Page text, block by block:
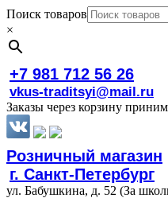
Поиск товаров
×
+7 981 712 56 26
vkus-traditsyi@mail.ru
Заказы через корзину
Розничный магазин
г. Санкт-Петербург
ул. Бабушкина, д. 52 (За